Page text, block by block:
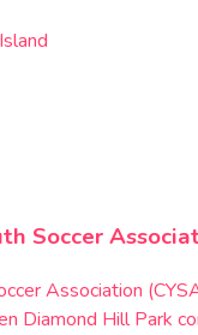
Soccer
Association
Diamond Hill Park